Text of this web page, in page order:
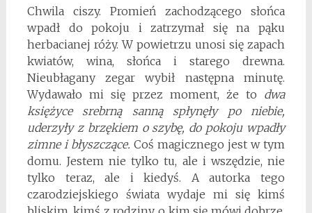
Chwila ciszy. Promień zachodzącego słońca
wpadł do pokoju i zatrzymał się na pąku
herbacianej róży. W powietrzu unosi się zapach
kwiatów, wina, słońca i starego drewna.
Nieubłagany zegar wybił następna minutę.
Wydawało mi się przez moment, że to dwa
księżyce srebrną sanną spłynęły po niebie,
uderzyły z brzękiem o szybę, do pokoju wpadły
zimne i błyszczące. Coś magicznego jest w tym
domu. Jestem nie tylko tu, ale i wszędzie, nie
tylko teraz, ale i kiedyś. A autorka tego
czarodziejskiego świata wydaje mi się kimś